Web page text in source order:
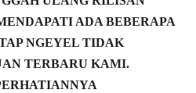
ADA BEBERAPA
NGEYEL TIDAK
TERBARU KAMI.